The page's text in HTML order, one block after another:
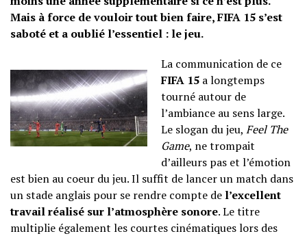
Mais à force de vouloir tout bien faire, FIFA 15 s’est
saboté et a oublié l’essentiel : le jeu.
La communication de ce
FIFA 15 a longtemps
tourné autour de
l’ambiance au sens large.
Le slogan du jeu, Feel The
Game, ne trompait
d’ailleurs pas et l’émotion
est bien au coeur du jeu. Il suffit de lancer un match dans
un stade anglais pour se rendre compte de l’excellent
travail réalisé sur l’atmosphère sonore. Le titre
multiplie également les courtes cinématiques lors des